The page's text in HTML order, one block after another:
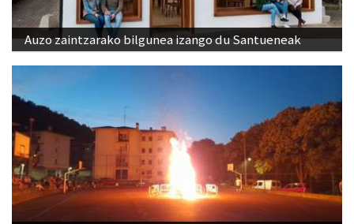
Auzo zaintzarako bilgunea izango du Santueneak